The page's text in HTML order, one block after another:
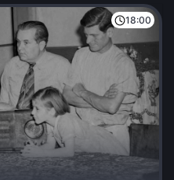
18:00